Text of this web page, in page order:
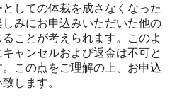
しての体裁を成さなくなった
みにお申込みいただいた他の
ことが考えられます。このよ
ャンセルおよび返金は不可と
この点をご理解の上、お申込
します。